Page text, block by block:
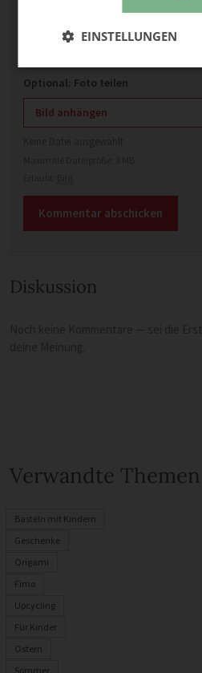
Optional: Foto teilen
Bild anhängen
Diskussion
Verwandte Themen
Basteln mit Kindern
Geschenke
Origami
Fimo
Upcycling
Für Kinder
Ostern
Sommer
EINSTELLUNGEN